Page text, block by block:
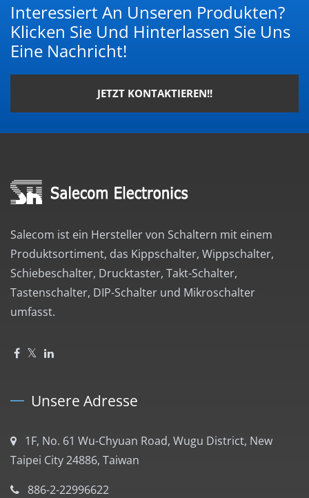
Interessiert An Unseren Produkten?
Klicken Sie Und Hinterlassen Sie Uns
Eine Nachricht!
JETZT KONTAKTIEREN!!
Salecom ist ein Hersteller von Schaltern mit einem
Produktsortiment, das Kippschalter, Wippschalter,
Schiebeschalter, Drucktaster, Takt-Schalter,
Tastenschalter, DIP-Schalter und Mikroschalter
umfasst.
Unsere Adresse
1F, No. 61 Wu-Chyuan Road, Wugu District, New
Taipei City 24886, Taiwan
886-2-22996622